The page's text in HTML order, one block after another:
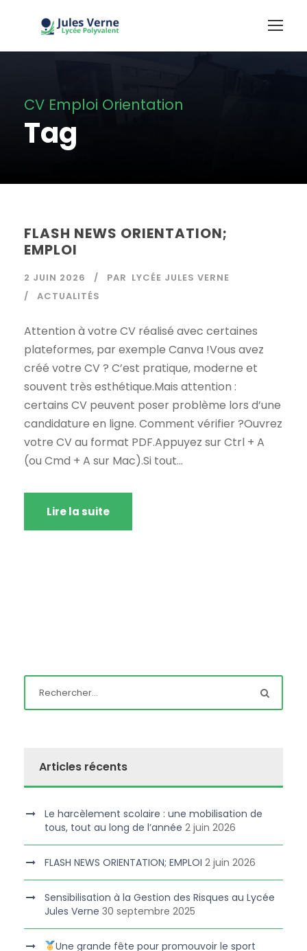
CV Emploi Orientation
Tag
FLASH NEWS ORIENTATION;
EMPLOI
2 JUIN 2026 PAR LYCÉE JULES VERNE
ACTUALITÉS
Attention à votre CV réalisé avec certaines
plateformes, par exemple Canva !Vous avez
créé votre CV ? C’est pratique, moderne et
souvent très esthétique.Mais attention :
certains CV peuvent poser problème lors d’une
candidature en ligne. Comment vérifier ?Ouvrez
votre CV au format PDF.Appuyez sur Ctrl + A
(ou Cmd + A sur Mac).Si tout...
Lire la suite
Articles récents
Le harcèlement scolaire : une mobilisation de
tous, tout au long de l’année 2 juin 2026
FLASH NEWS ORIENTATION; EMPLOI 2 juin 2026
Sensibilisation à la Gestion des Risques au Lycée
Jules Verne 30 septembre 2025
Une grande fête pour promouvoir le sport